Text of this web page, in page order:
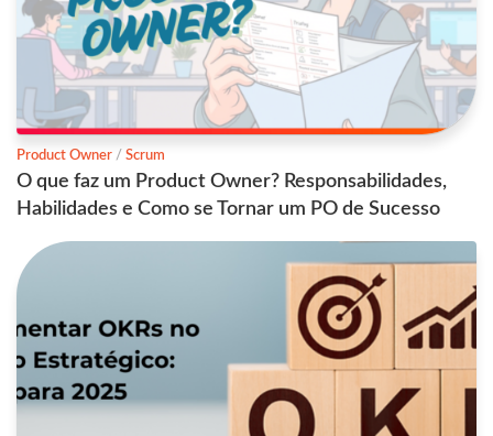
Product Owner / Scrum
O que faz um Product Owner? Responsabilidades,
Habilidades e Como se Tornar um PO de Sucesso